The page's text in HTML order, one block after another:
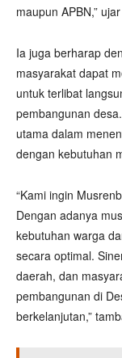
maupun APBN,”
Ia juga berharap
masyarakat dapat
untuk terlibat
pembangunan
utama dalam
dengan kebutuhan
“Kami ingin
Dengan adanya
kebutuhan warga
secara optimal.
daerah, dan
pembangunan di
berkelanjutan,”